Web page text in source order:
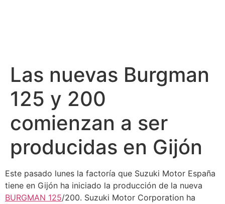
Las nuevas Burgman
125 y 200
comienzan a ser
producidas en Gijón
Este pasado lunes la factoría que Suzuki Motor España
tiene en Gijón ha iniciado la producción de la nueva
BURGMAN 125/200. Suzuki Motor Corporation ha